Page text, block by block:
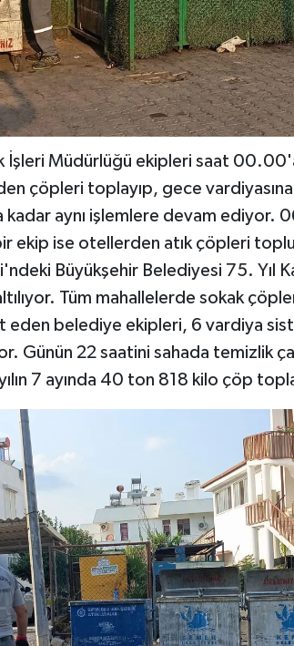
İşleri Müdürlüğü ekipleri saat
çöpleri toplayıp, gece
aynı işlemlere devam ediyor.
ekip ise otellerden atık çöpleri
Büyükşehir Belediyesi 75. Yıl
Tüm mahallelerde sokak
eden belediye ekipleri, 6 vardiya
Günün 22 saatini sahada temizlik
7 ayında 40 ton 818 kilo çöp